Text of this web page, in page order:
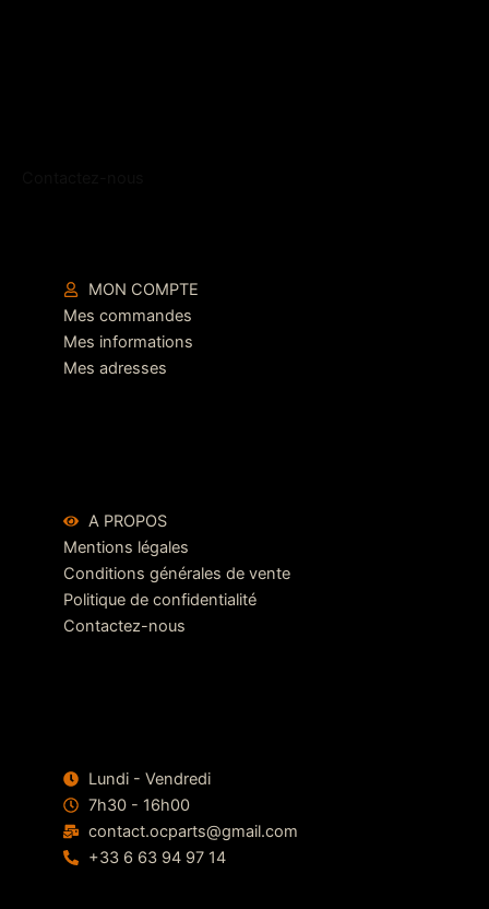
MON COMPTE
Mes commandes
Mes informations
Mes adresses
A PROPOS
Mentions légales
Conditions générales de vente
Politique de confidentialité
Contactez-nous
Lundi - Vendredi
7h30 - 16h00
contact.ocparts@gmail.com
+33 6 63 94 97 14